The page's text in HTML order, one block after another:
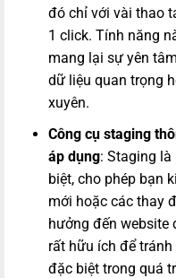
đó chỉ với vài thao
1 click. Tính năng
mang lại sự yên
dữ liệu quan trọng
xuyên.
Công cụ staging
áp dụng: Staging
biệt, cho phép bạn
mới hoặc các thay
hưởng đến website
rất hữu ích để
đặc biệt trong quá